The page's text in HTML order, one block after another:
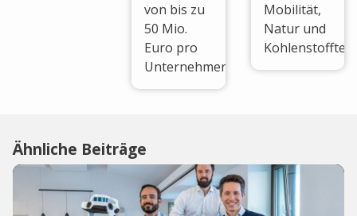
von bis zu
50 Mio.
Euro pro
Unternehmen.
Mobilität,
Natur und
Ähnliche Beiträge